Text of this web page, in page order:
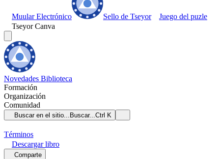
Muular Electrónico Sello de Tseyor
Juego del puzle
Tseyor Canva
Novedades Biblioteca
Formación
Organización
Comunidad
Buscar en el sitio... Buscar...Ctrl K
Términos
Descargarlibro
Comparte